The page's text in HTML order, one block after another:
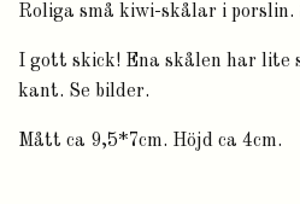
Roliga små kiwi-skålar i porslin.
I gott skick! Ena skålen har lite
kant. Se bilder.
Mått ca 9,5*7cm. Höjd ca 4cm.